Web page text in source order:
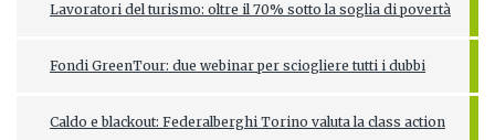
Lavoratori del turismo: oltre il 70% sotto la soglia di povertà
Fondi GreenTour: due webinar per sciogliere tutti i dubbi
Caldo e blackout: Federalberghi Torino valuta la class action